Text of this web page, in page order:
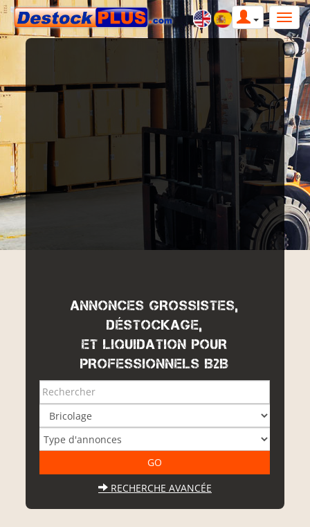
ANNONCES GROSSISTES,
DÉSTOCKAGE,
ET LIQUIDATION POUR
PROFESSIONNELS B2B
RECHERCHE AVANCÉE